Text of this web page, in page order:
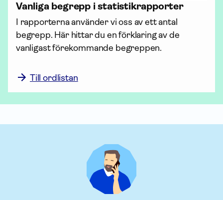
Vanliga begrepp i statistik­rapporter
I rapporterna använder vi oss av ett antal
begrepp. Här hittar du en förklaring av de
vanligast förekommande begreppen.
Till ordlistan